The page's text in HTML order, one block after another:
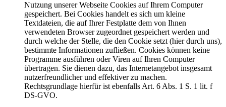
Nutzung unserer Webseite Cookies auf Ihrem Computer
gespeichert. Bei Cookies handelt es sich um kleine
Textdateien, die auf Ihrer Festplatte dem von Ihnen
verwendeten Browser zugeordnet gespeichert werden und
durch welche der Stelle, die den Cookie setzt (hier durch uns),
bestimmte Informationen zufließen. Cookies können keine
Programme ausführen oder Viren auf Ihren Computer
übertragen. Sie dienen dazu, das Internetangebot insgesamt
nutzerfreundlicher und effektiver zu machen.
Rechtsgrundlage hierfür ist ebenfalls Art. 6 Abs. 1 S. 1 lit. f
DS-GVO.